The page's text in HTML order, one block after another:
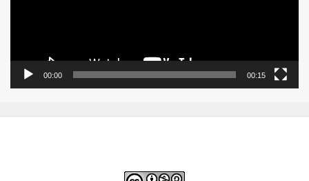
00:00 00:15